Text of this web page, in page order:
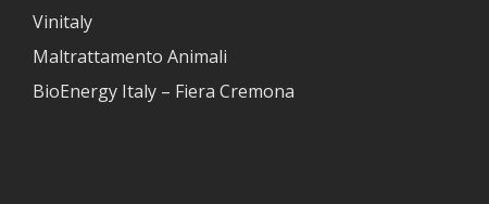
Vinitaly
Maltrattamento Animali
BioEnergy Italy – Fiera Cremona